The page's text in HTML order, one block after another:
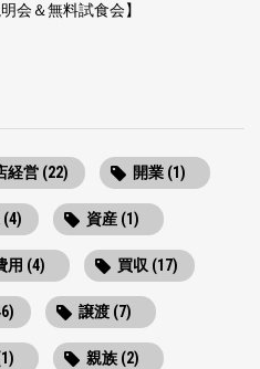
明会＆無料試食会】
経営 (22) 開業 (1)
資産 (1)
用 (4) 買収 (17)
譲渡 (7)
親族 (2)